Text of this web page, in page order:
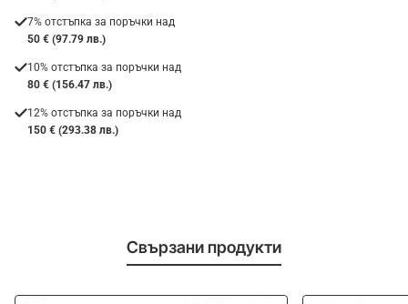
7% отстъпка за поръчки над
50 € (97.79 лв.)
10% отстъпка за поръчки над
80 € (156.47 лв.)
12% отстъпка за поръчки над
150 € (293.38 лв.)
Свързани продукти